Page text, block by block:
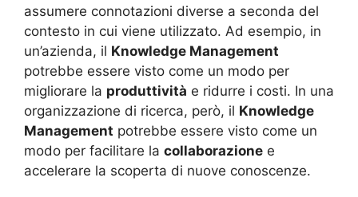
assumere connotazioni diverse a seconda del
contesto in cui viene utilizzato. Ad esempio, in
un’azienda, il Knowledge Management
potrebbe essere visto come un modo per
migliorare la produttività e ridurre i costi. In una
organizzazione di ricerca, però, il Knowledge
Management potrebbe essere visto come un
modo per facilitare la collaborazione e
accelerare la scoperta di nuove conoscenze.